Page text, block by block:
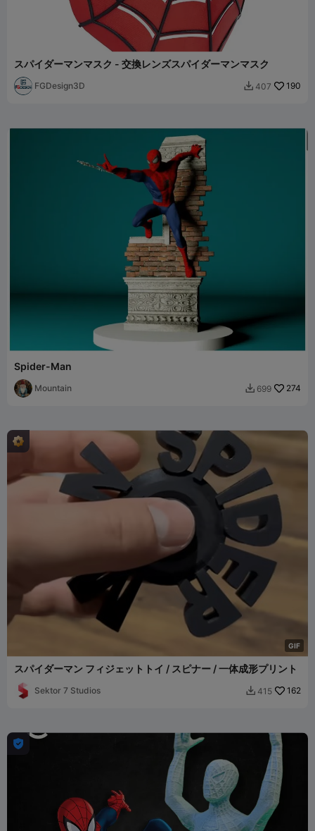
スパイダーマンマスク - 交換レンズスパイダーマンマスク
FGDesign3D  407 190
Spider-Man
Mountain  699 274
GIF
スパイダーマン フィジェットトイ / スピナー / 一体成形プリント
Sektor 7 Studios  415 162
